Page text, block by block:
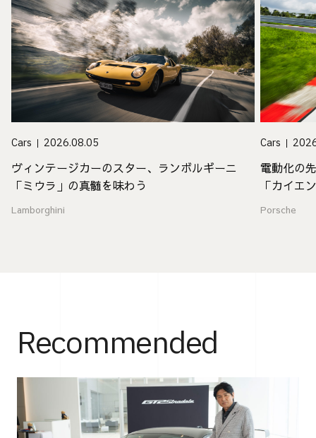
Cars 2026.08.05
ヴィンテージカーのスター、ランボルギーニ
「ミウラ」の真髄を味わう
Lamborghini
Cars
電動化の
「カイエ
Porsche
Recommended